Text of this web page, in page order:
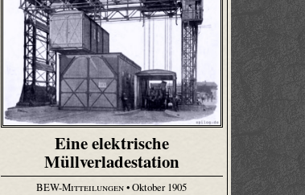
Eine elektrische
Müllverladestation
BEW-Mitteilungen• Oktober 1905